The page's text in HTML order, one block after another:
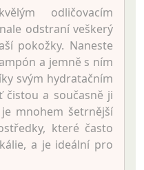
odličovacím
odstraní veškerý
pokožky. Naneste
a jemně s ním
svým hydratačním
čistou a současně ji
mnohem šetrnější
které často
a je ideální pro